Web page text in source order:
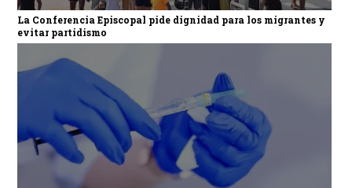
La Conferencia Episcopal pide dignidad para los migrantes y
evitar partidismo